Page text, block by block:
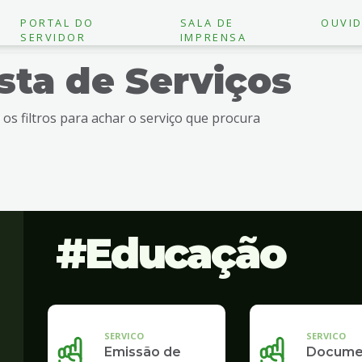
PORTAL DO
SERVIDOR
SALA DE
IMPRENSA
de Serviços
os filtros para achar o serviço que procura
Educação
SERVICO
Emissão de
SERVICO